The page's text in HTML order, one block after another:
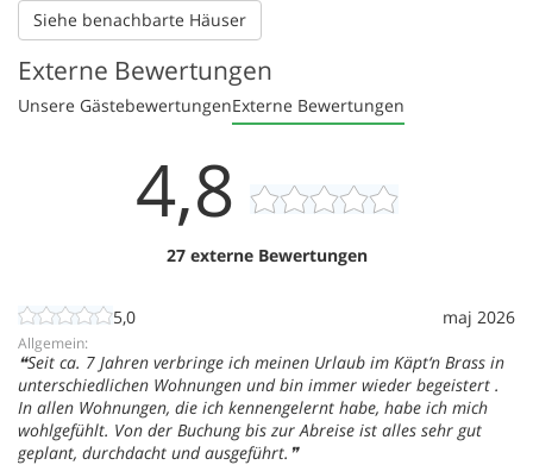
Siehe benachbarte Häuser
Externe Bewertungen
Unsere GästebewertungenExterne Bewertungen
4,8
27 externe Bewertungen
5,0 maj 2026
Allgemein:
Seit ca. 7 Jahren verbringe ich meinen Urlaub im Käpt‘n Brass in
unterschiedlichen Wohnungen und bin immer wieder begeistert .
In allen Wohnungen, die ich kennengelernt habe, habe ich mich
wohlgefühlt. Von der Buchung bis zur Abreise ist alles sehr gut
geplant, durchdacht und ausgeführt.